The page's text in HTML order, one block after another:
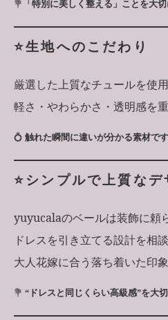
💐 「特別に美しく整える」ことを大
⭐️生地へのこだわり
厳選した上質なチュールを使用
軽さ・やわらかさ・透明感を
💍 触れた瞬間に違いが分かる素材です
⭐️シンプルで上質な
yuyucalaのベールは装飾に頼
ドレスを引き立てる設計を相
大人花嫁に合う落ち着いた印
💐 “ドレスと同じくらい高級感”を大